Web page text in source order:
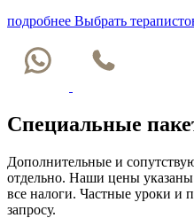
подробнее Выбрать
Специальные
Дополнительные и
отдельно. Наши цены
все налоги. Частные уроки и
запросу.